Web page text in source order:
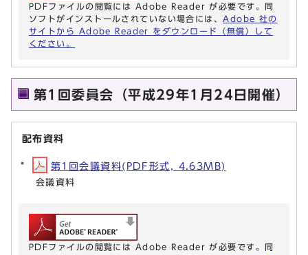
PDFファイルの閲覧には Adobe Reader が必要です。同
ソフトがインストールされていない場合には、 Adobe 社の
サイトから Adobe Reader をダウンロード（無償）して
ください。
第1回委員会（平成29年1月24日開催）
配布資料
第1回会議資料(PDF形式, 4.63MB)
会議資料
PDFファイルの閲覧には Adobe Reader が必要です。同